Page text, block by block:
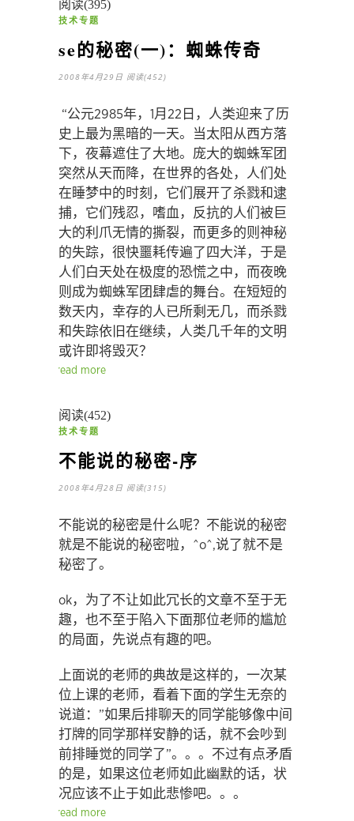
阅读(395)
技术专题
se的秘密(一)：蜘蛛传奇
2008年4月29日 阅读(452)
“公元2985年，1月22日，人类迎来了历
史上最为黑暗的一天。当太阳从西方落
下，夜幕遮住了大地。庞大的蜘蛛军团
突然从天而降，在世界的各处，人们处
在睡梦中的时刻，它们展开了杀戮和逮
捕，它们残忍，嗜血，反抗的人们被巨
大的利爪无情的撕裂，而更多的则神秘
的失踪，很快噩耗传遍了四大洋，于是
人们白天处在极度的恐慌之中，而夜晚
则成为蜘蛛军团肆虐的舞台。在短短的
数天内，幸存的人已所剩无几，而杀戮
和失踪依旧在继续，人类几千年的文明
或许即将毁灭？
read more
阅读(452)
技术专题
不能说的秘密-序
2008年4月28日 阅读(315)
不能说的秘密是什么呢？不能说的秘密
就是不能说的秘密啦，^o^,说了就不是
秘密了。
ok，为了不让如此冗长的文章不至于无
趣，也不至于陷入下面那位老师的尴尬
的局面，先说点有趣的吧。
上面说的老师的典故是这样的，一次某
位上课的老师，看着下面的学生无奈的
说道：”如果后排聊天的同学能够像中间
打牌的同学那样安静的话，就不会吵到
前排睡觉的同学了”。。。不过有点矛盾
的是，如果这位老师如此幽默的话，状
况应该不止于如此悲惨吧。。。
read more